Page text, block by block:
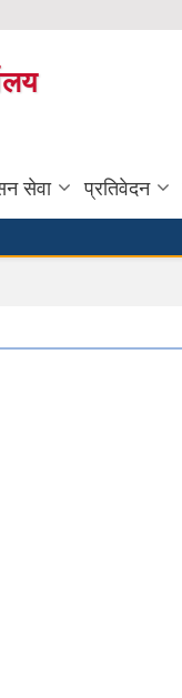
सेवा प्रतिवेदन